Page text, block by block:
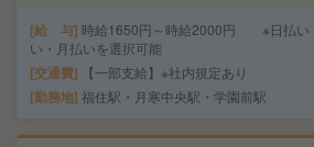
給 与 時給1650円～時給2000円 ※日払い
い・月払いを選択可能
交通費 【一部支給】※社内規定あり
勤務地 福住駅・月寒中央駅・学園前駅